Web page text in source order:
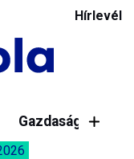
Hírlevél
Gazdaság